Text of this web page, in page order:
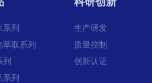
列
取系列
列
生产研发
质量控制
创新认证